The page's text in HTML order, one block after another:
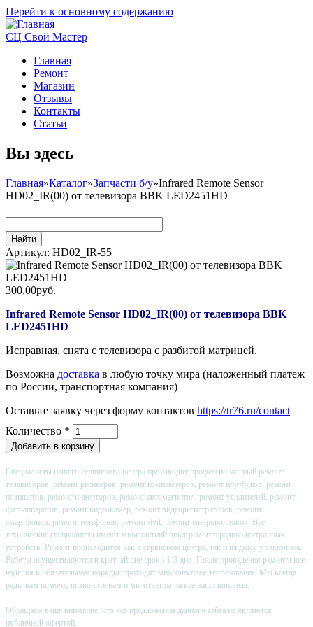
Перейти к основному содержанию
СЦ Свой Мастер
Главная
Ремонт
Магазин
Отзывы
Контакты
Статьи
Вы здесь
Главная»Каталог»Запчасти б/у»Infrared Remote Sensor
HD02_IR(00) от телевизора BBK LED2451HD
Артикул: HD02_IR-55
300,00руб.
Infrared Remote Sensor HD02_IR(00) от телевизора BBK
LED2451HD
Исправная, снята с телевизора с разбитой матрицей.
Возможна доставка в любую точку мира (наложенный платеж
по России, транспортная компания)
Оставьте заявку через форму контактов https://tr76.ru/contact
Количество *
Специалисты нашего сервисного центра производят профессиональный ремонт
телевизоров, ремонт ресиверов, ремонт компьютеров, ремонт ноутбуков, ремонт
планшетов, ремонт инверторов, ремонт автомагнитол, ремонт усилителей, ремонт
фотоаппаратов, ремонт видеокамер, ремонт видеорегистраторов, ремонт
смартфонов, ремонт телефонов, ремонт dvd, ремонт микроволновок. Все
технические специалисты имеют многолетний опыт ремонта радиоэлектронных
устройств. Ремонт производится как в сервисном центре, так и на дому у заказчика.
Работы осуществляются в кратчайшие сроки 1-3 дня. После проведения ремонта все
изделия в обязательном порядке проходят многочасовое тестирование. Мы всегда
рады вам помочь, позвоните нам и мы ответим на все ваши вопросы.
Обращаем ваше внимание, что все предложения данного сайта не являются
публичной офертой.